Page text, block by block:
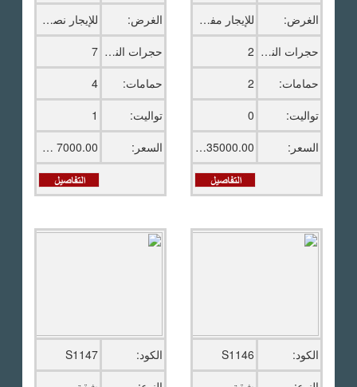
الغرض:
للإيجار مفروش
حجرات النوم: 2
حمامات:
2
تواليت:
0
السعر:
35000.00 ج.م
الغرض:
للإيجار نصف مفروش
حجرات النوم: 7
حمامات:
4
تواليت:
1
السعر:
7000.00 دولار امريكى
الكود:
S1146
الكود:
S1147